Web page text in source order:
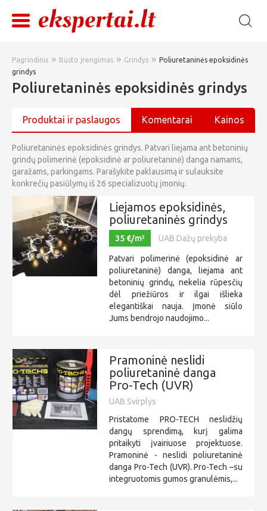
Pagrindinis » Būsto įrengimas » Grindys » Poliuretaninės epoksidinės
grindys
Poliuretaninės epoksidinės grindys
Produktai ir paslaugos Komentarai Kainos
Poliuretaninės epoksidinės grindys. Patvari liejama ant betoninių
grindų polimerinė (epoksidinė ar poliuretaninė) danga namams,
garažams, parkingams. Parašykite paklausimą ir sulauksite
konkrečių pasiūlymų iš 26 specializuotų įmonių.
Liejamos epoksidinės,
poliuretaninės grindys
35 €/m² UAB Dažų prekyba
Patvari polimerinė (epoksidinė ar
poliuretaninė) danga, liejama ant
betoninių grindų, nekelia rūpesčių
dėl priežiūros ir ilgai išlieka
elegantiškai nauja. Įmonė siūlo
Jums bendrojo naudojimo...
Pramoninė neslidi
poliuretaninė danga
Pro-Tech (UVR)
UAB Svirplys
Pristatome PRO-TECH neslidžių
dangų sprendimą, kurį galima
pritaikyti įvairiuose projektuose.
Pramoninė - neslidi poliuretaninė
danga Pro-Tech (UVR). Pro-Tech –su
integruotomis gumos granulėmis,...